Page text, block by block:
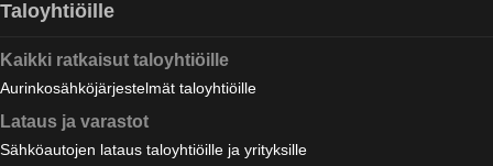
Taloyhtiöille
Kaikki ratkaisut taloyhtiöille
Aurinkosähköjärjestelmät taloyhtiöille
Lataus ja varastot
Sähköautojen lataus taloyhtiöille ja yrityksille